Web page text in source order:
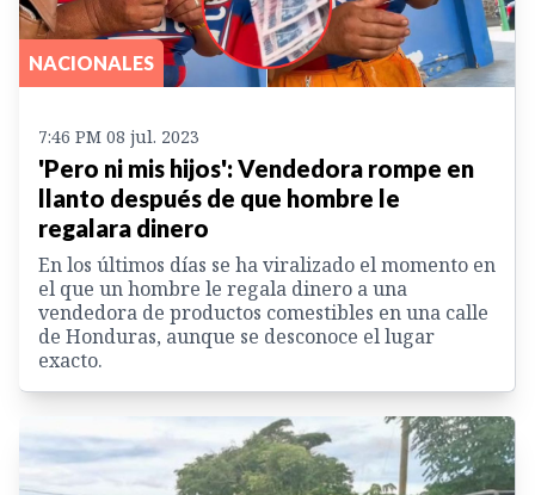
NACIONALES
7:46 PM 08 jul. 2023
'Pero ni mis hijos': Vendedora rompe en
llanto después de que hombre le
regalara dinero
En los últimos días se ha viralizado el momento en
el que un hombre le regala dinero a una
vendedora de productos comestibles en una calle
de Honduras, aunque se desconoce el lugar
exacto.